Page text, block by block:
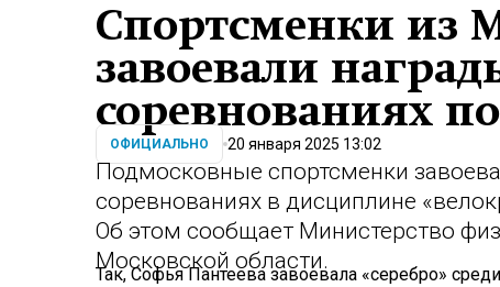
Спортсменки из
завоевали
соревнованиях
ОФИЦИАЛЬНО 20 января 2025 13:02
Подмосковные спортсменки
соревнованиях в дисциплине
Об этом сообщает Министерство
Московской области.
Так, Софья Пантеева завоевала «серебро»